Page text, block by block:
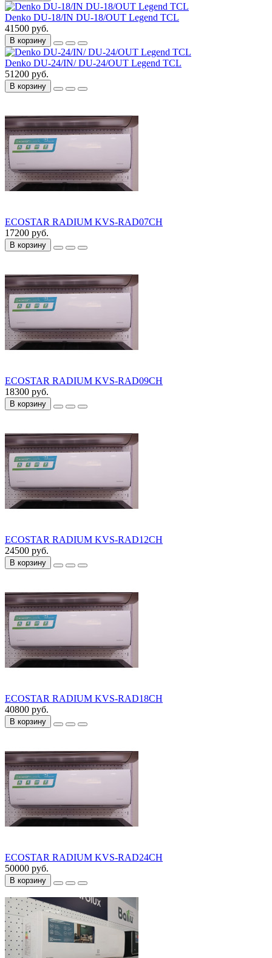
Denko DU-18/IN DU-18/OUT Legend TCL
41500 руб.
В корзину
Denko DU-24/IN/ DU-24/OUT Legend TCL
51200 руб.
В корзину
ECOSTAR RADIUM KVS-RAD07CH
17200 руб.
В корзину
ECOSTAR RADIUM KVS-RAD09CH
18300 руб.
В корзину
ECOSTAR RADIUM KVS-RAD12CH
24500 руб.
В корзину
ECOSTAR RADIUM KVS-RAD18CH
40800 руб.
В корзину
ECOSTAR RADIUM KVS-RAD24CH
50000 руб.
В корзину